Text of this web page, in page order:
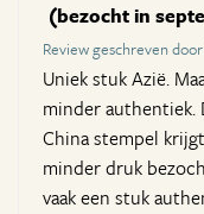
(bezocht in
Review geschreven
Uniek stuk Azië.
minder authentiek.
China stempel
minder druk
vaak een stuk